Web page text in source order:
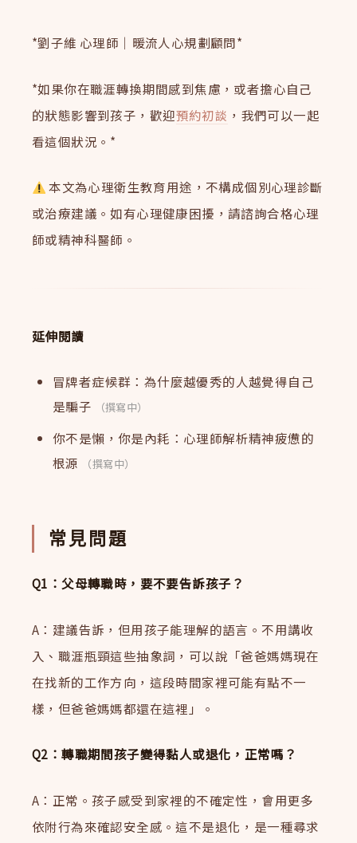
*劉子維 心理師｜暖流人心規劃顧問*
*如果你在職涯轉換期間感到焦慮，或者擔心自己
的狀態影響到孩子，歡迎預約初談 ，我們可以一起
看這個狀況。*
本文為心理衛生教育用途，不構成個別心理診斷
或治療建議。如有心理健康困擾，請諮詢合格心理
師或精神科醫師。
延伸閱讀
冒牌者症候群：為什麼越優秀的人越覺得自己
是騙子 （撰寫中）
你不是懶，你是內耗：心理師解析精神疲憊的
根源
（撰寫中）
常見問題
Q1：父母轉職時，要不要告訴孩子？
A：建議告訴，但用孩子能理解的語言。不用講收
入、職涯瓶頸這些抽象詞，可以說「爸爸媽媽現在
在找新的工作方向，這段時間家裡可能有點不一
樣，但爸爸媽媽都還在這裡」。
Q2：轉職期間孩子變得黏人或退化，正常嗎？
A：正常。孩子感受到家裡的不確定性，會用更多
依附行為來確認安全感。這不是退化，是一種尋求